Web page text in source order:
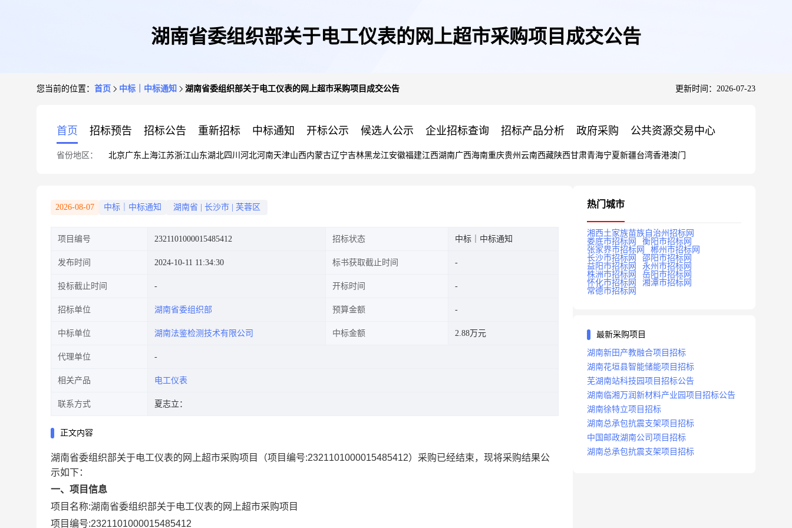
湖南省委组织部关于电工仪表的网上超市采购项目成交公告
您当前的位置： 首页 中标｜中标通知 湖南省委组织部关于电工仪表的网上超市采购项目成交公告 更新时间：2026-07-23
首页 招标预告 招标公告 重新招标 中标通知 开标公示 候选人公示 企业招标查询 招标产品分析 政府采购 公共资源交易中心
省份地区： 北京广东 上海江苏浙江山东湖北四川 河北河南天津山西内蒙古辽宁吉林黑龙江安徽福建江西湖南广西海南重庆贵州 云南西藏陕西甘肃青海宁夏新疆台湾香港澳门
2026-08-07 中标｜中标通知 湖南省 长沙市 芙蓉区
项目编号 2321101000015485412 招标状态 中标｜中标通知
发布时间 2024-10-11 11:34:30 标书获取截止时间
投标截止时间 开标时间
招标单位 湖南省委组织部 预算金额
中标单位 湖南法鉴检测技术有限公司 中标金额 2.88万元
代理单位
相关产品 电工仪表
联系方式 夏志立：
正文内容
湖南省委组织部关于电工仪表的网上超市采购项目 （项目编号:2321101000015485412）采购已经结束，现将采购结果公
示如下：
一、项目信息
项目名称:湖南省委组织部关于电工仪表的网上超市采购项目
项目编号:2321101000015485412
热门城市
湘西土家族苗族自治州招标网
娄底市招标网
衡阳市招标网
张家界市招标网
郴州市招标网
长沙市招标网
邵阳市招标网
益阳市招标网
永州市招标网
株洲市招标网
岳阳市招标网
怀化市招标网
湘潭市招标网
常德市招标网
最新采购项目
湖南新田产教融合项目招标
湖南花垣县智能储能项目招标
芜湖南站科技园项目招标公告
湖南临湘万润新材料产业园项目招标公告
湖南徐特立项目招标
湖南总承包抗震支架项目招标
中国邮政湖南公司项目招标
湖南总承包抗震支架项目招标